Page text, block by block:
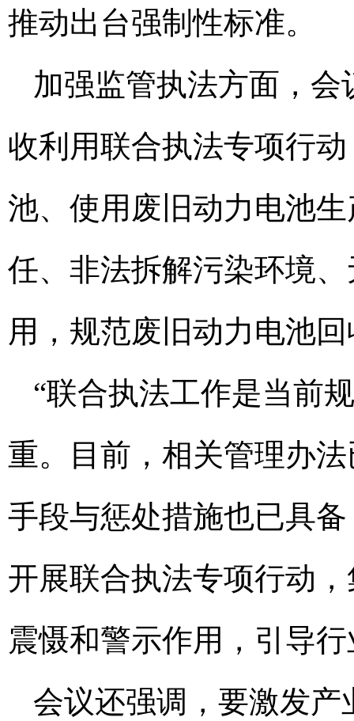
推动出台强制性标准。
加强监管执法方面，
收利用联合执法专项行
池、使用废旧动力电池
任、非法拆解污染环境
用，规范废旧动力电池
“联合执法工作是当前
重。目前，相关管理办
手段与惩处措施也已具
开展联合执法专项行动
震慑和警示作用，引导
会议还强调，要激发